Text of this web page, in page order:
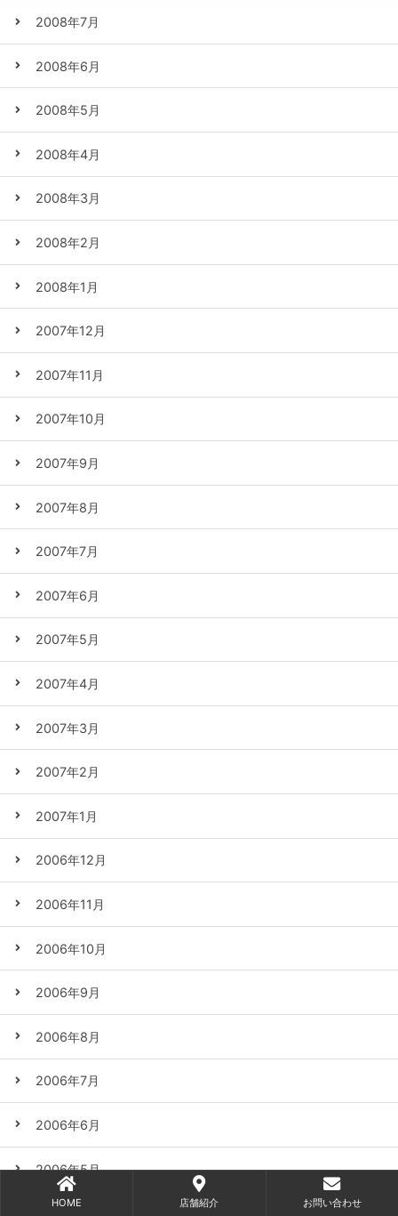
2008年7月
2008年6月
2008年5月
2008年4月
2008年3月
2008年2月
2008年1月
2007年12月
2007年11月
2007年10月
2007年9月
2007年8月
2007年7月
2007年6月
2007年5月
2007年4月
2007年3月
2007年2月
2007年1月
2006年12月
2006年11月
2006年10月
2006年9月
2006年8月
2006年7月
2006年6月
2006年5月
HOME 店舗紹介 お問い合わせ